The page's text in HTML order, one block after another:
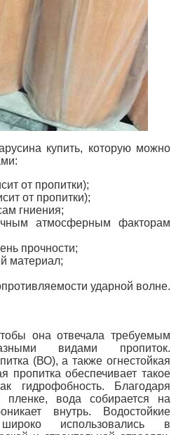
купить, которую можно
от пропитки);
от пропитки);
гниения;
атмосферным факторам
прочности;
материал;
ударной волне.
она отвечала требуемым
видами пропиток.
(ВО), а также огнестойкая
пропитка обеспечивает такое
гидрофобность. Благодаря
вода собирается на
внутрь. Водостойкие
использовались в